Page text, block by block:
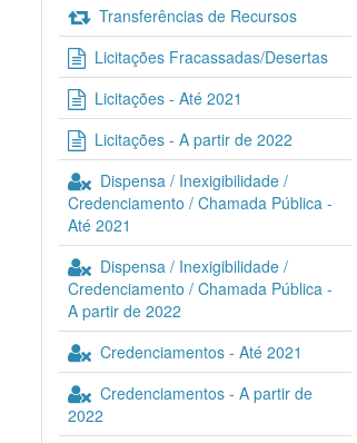
Transferências de Recursos
Licitações Fracassadas/Desertas
Licitações - Até 2021
Licitações - A partir de 2022
Dispensa / Inexigibilidade /
Credenciamento / Chamada Pública -
Até 2021
Dispensa / Inexigibilidade /
Credenciamento / Chamada Pública -
A partir de 2022
Credenciamentos - Até 2021
Credenciamentos - A partir de
2022